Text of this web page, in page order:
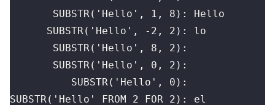
SUBSTR('Hello' FROM 2 FOR 2): el